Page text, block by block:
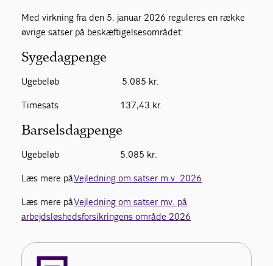
Med virkning fra den 5. januar 2026 reguleres en række
øvrige satser på beskæftigelsesområdet:
Sygedagpenge
Ugebeløb 5.085 kr.
Timesats 137,43 kr.
Barselsdagpenge
Ugebeløb 5.085 kr.
Læs mere påVejledning om satser m.v. 2026
Læs mere påVejledning om satser mv. på
arbejdsløshedsforsikringens område 2026